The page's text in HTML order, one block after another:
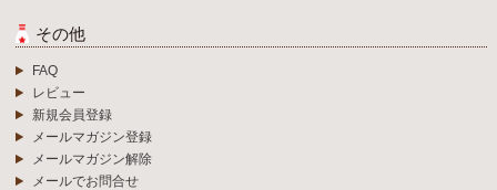
その他
FAQ
レビュー
新規会員登録
メールマガジン登録
メールマガジン解除
メールでお問合せ